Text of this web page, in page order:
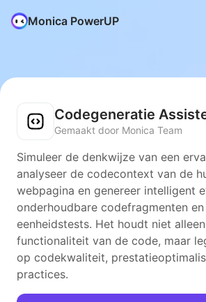
Monica PowerUP
Codegeneratie
Gemaakt door Monica Team
Simuleer de denkwijze van een
analyseer de codecontext van de
webpagina en genereer intelligent
onderhoudbare codefragmenten
eenheidstests. Het houdt niet
functionaliteit van de code, maar
op codekwaliteit,
practices.